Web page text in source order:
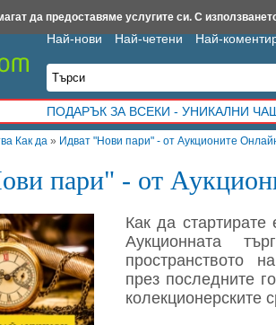
Как да » Идват "Нови пари" - от Аукционите
пари" - от
Как да стартирате
Аукционната
пространството
през последните
колекционерските
Най-нови Най-четени Най-
ПОДАРЪК ЗА ВСЕКИ - УНИКАЛНИ
Kak-da.com Iztochnik.com BauBau.bg NewAge.bg
да предоставяме услугите си. С